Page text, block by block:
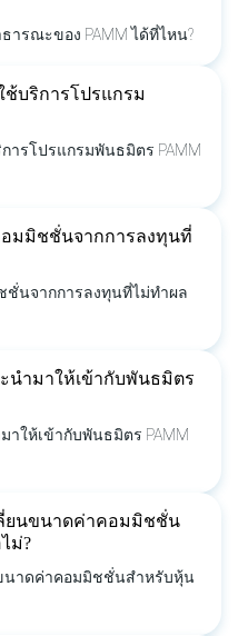
รณะของ PAMM ได้ที่ไหน?
ช้บริการโปรแกรม
ารโปรแกรมพันธมิตร PAMM
มมิชชั่นจากการลงทุนที่
ชั่นจากการลงทุนที่ไม่ทำผล
ำมาให้เข้ากับพันธมิตร
ให้เข้ากับพันธมิตร PAMM
ลี่ยนขนาดค่าคอมมิชชั่น
ม่?
ขนาดค่าคอมมิชชั่นสำหรับหุ้น